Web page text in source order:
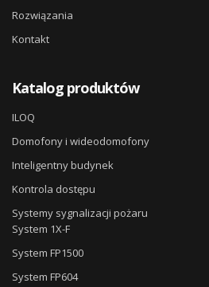
Rozwiązania
Kontakt
Katalog produktów
ILOQ
Domofony i wideodomofony
Inteligentny budynek
Kontrola dostępu
Systemy sygnalizacji pożaru
System 1X-F
System FP1500
System FP604